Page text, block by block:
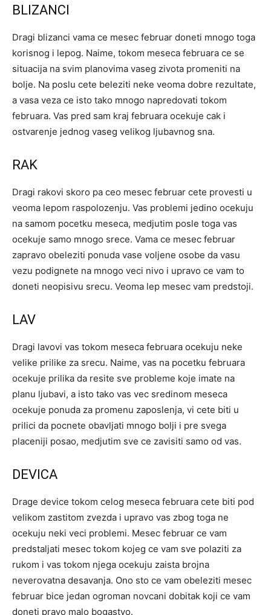
BLIZANCI
Dragi blizanci vama ce mesec februar doneti mnogo toga
korisnog i lepog. Naime, tokom meseca februara ce se
situacija na svim planovima vaseg zivota promeniti na
bolje. Na poslu cete beleziti neke veoma dobre rezultate,
a vasa veza ce isto tako mnogo napredovati tokom
februara. Vas pred sam kraj februara ocekuje cak i
ostvarenje jednog vaseg velikog ljubavnog sna.
RAK
Dragi rakovi skoro pa ceo mesec februar cete provesti u
veoma lepom raspolozenju. Vas problemi jedino ocekuju
na samom pocetku meseca, medjutim posle toga vas
ocekuje samo mnogo srece. Vama ce mesec februar
zapravo obeleziti ponuda vase voljene osobe da vasu
vezu podignete na mnogo veci nivo i upravo ce vam to
doneti neopisivu srecu. Veoma lep mesec vam predstoji.
LAV
Dragi lavovi vas tokom meseca februara ocekuju neke
velike prilike za srecu. Naime, vas na pocetku februara
ocekuje prilika da resite sve probleme koje imate na
planu ljubavi, a isto tako vas vec sredinom meseca
ocekuje ponuda za promenu zaposlenja, vi cete biti u
prilici da pocnete obavljati mnogo bolji i pre svega
placeniji posao, medjutim sve ce zavisiti samo od vas.
DEVICA
Drage device tokom celog meseca februara cete biti pod
velikom zastitom zvezda i upravo vas zbog toga ne
ocekuju neki veci problemi. Mesec februar ce vam
predstaljati mesec tokom kojeg ce vam sve polaziti za
rukom i vas tokom njega ocekuju zaista brojna
neverovatna desavanja. Ono sto ce vam obeleziti mesec
februar bice jedan ogroman novcani dobitak koji ce vam
doneti pravo malo bogastvo.